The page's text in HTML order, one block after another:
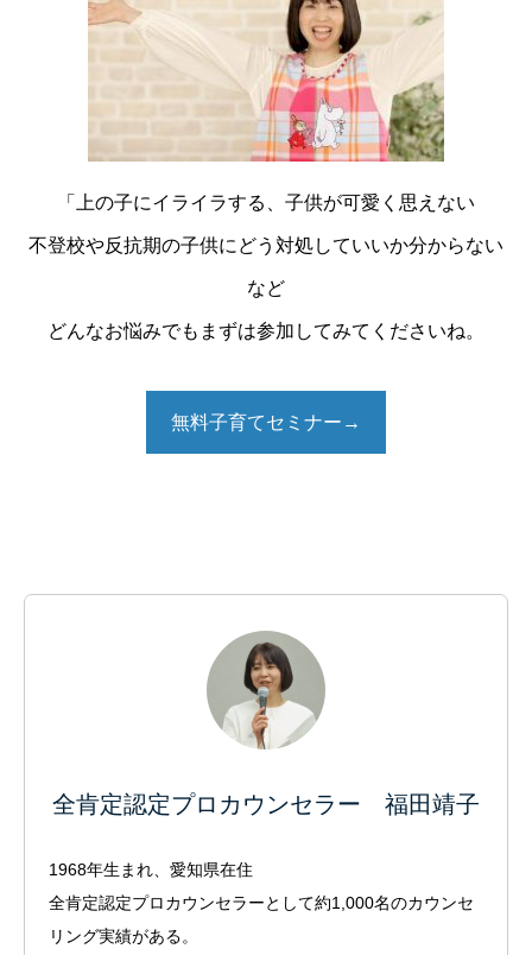
「上の子にイライラする、子供が可愛く思えない
不登校や反抗期の子供にどう対処していいか分からない
など
どんなお悩みでもまずは参加してみてくださいね。
無料子育てセミナー→
全肯定認定プロカウンセラー 福田靖子
1968年生まれ、愛知県在住
全肯定認定プロカウンセラーとして約1,000名のカウンセ
リング実績がある。
トップ
プロフィール
全肯定® カウンセリング
各種講座
お客様の声
BLOG
セミナー 講演依頼